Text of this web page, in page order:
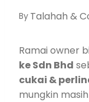
By Talahah &
Ramai owner
ke Sdn Bhd
cukai &
mungkin